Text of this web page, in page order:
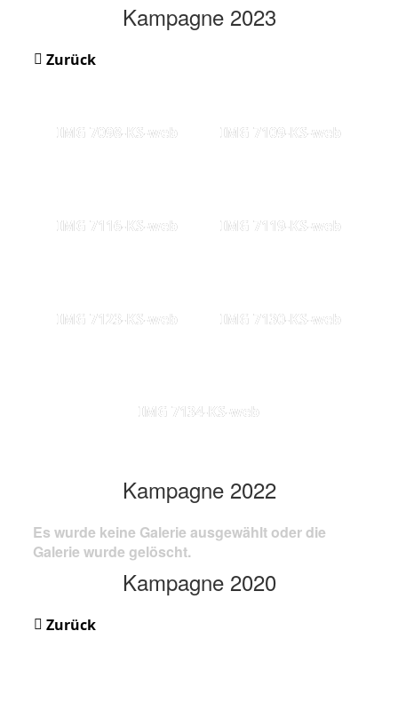
Kampagne 2023
Zurück
IMG 7098-KS-web IMG 7109-KS-web
IMG 7116-KS-web IMG 7119-KS-web
IMG 7123-KS-web IMG 7130-KS-web
IMG 7134-KS-web
Kampagne 2022
Es wurde keine Galerie ausgewählt oder die
Galerie wurde gelöscht.
Kampagne 2020
Zurück